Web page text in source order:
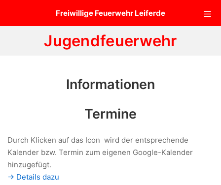
Freiwillige Feuerwehr Leiferde
Jugendfeuerwehr
Informationen
Termine
Durch Klicken auf das Icon wird der entsprechende
Kalender bzw. Termin zum eigenen Google-Kalender
hinzugefügt.
-> Details dazu